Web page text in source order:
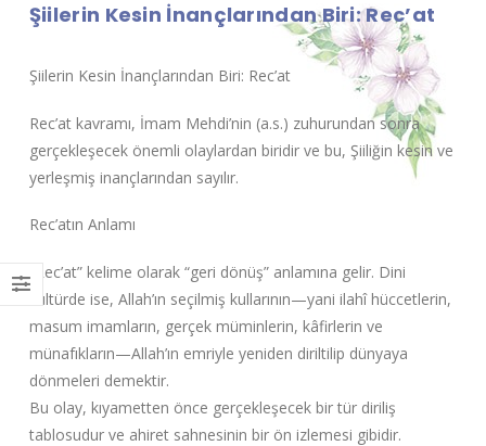
Şiilerin Kesin İnançlarından Biri: Rec’at
Şiilerin Kesin İnançlarından Biri: Rec’at
Rec’at kavramı, İmam Mehdi’nin (a.s.) zuhurundan sonra
gerçekleşecek önemli olaylardan biridir ve bu, Şiiliğin kesin ve
yerleşmiş inançlarından sayılır.
Rec’atın Anlamı
“Rec’at” kelime olarak “geri dönüş” anlamına gelir. Dini
kültürde ise, Allah’ın seçilmiş kullarının—yani ilahî hüccetlerin,
masum imamların, gerçek müminlerin, kâfirlerin ve
münafıkların—Allah’ın emriyle yeniden diriltilip dünyaya
dönmeleri demektir.
Bu olay, kıyametten önce gerçekleşecek bir tür diriliş
tablosudur ve ahiret sahnesinin bir ön izlemesi gibidir.